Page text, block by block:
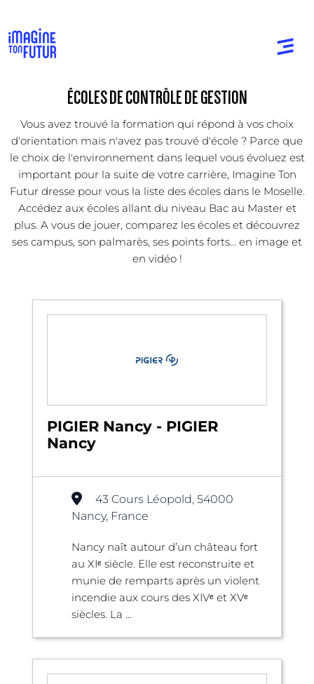
ÉCOLES DE CONTRÔLE DE GESTION
Vous avez trouvé la formation qui répond à vos choix
d'orientation mais n'avez pas trouvé d'école ? Parce que
le choix de l'environnement dans lequel vous évoluez est
important pour la suite de votre carrière, Imagine Ton
Futur dresse pour vous la liste des écoles dans le Moselle.
Accédez aux écoles allant du niveau Bac au Master et
plus. A vous de jouer, comparez les écoles et découvrez
ses campus, son palmarès, ses points forts... en image et
en vidéo !
PIGIER Nancy - PIGIER
Nancy
43 Cours Léopold, 54000
Nancy, France
Nancy naît autour d’un château fort
au XIᵉ siècle. Elle est reconstruite et
munie de remparts après un violent
incendie aux cours des XIVᵉ et XVᵉ
siècles. La ...